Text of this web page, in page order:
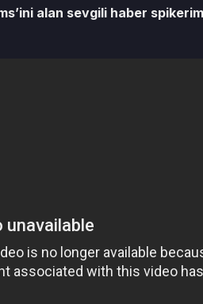
alan sevgili haber